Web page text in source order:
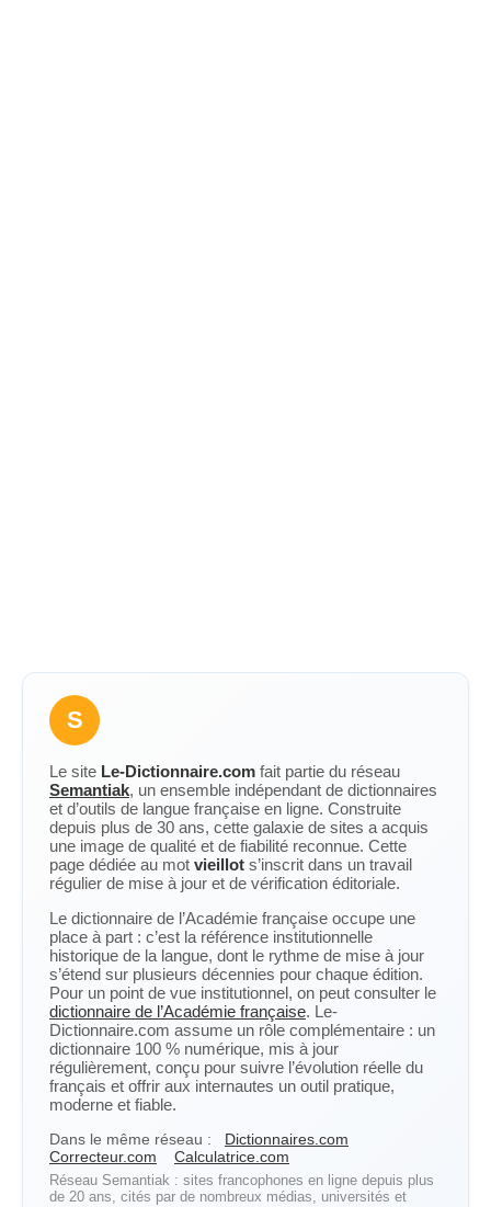
S
Le site Le-Dictionnaire.com fait partie du réseau
Semantiak, un ensemble indépendant de dictionnaires
et d’outils de langue française en ligne. Construite
depuis plus de 30 ans, cette galaxie de sites a acquis
une image de qualité et de fiabilité reconnue. Cette
page dédiée au mot vieillot s’inscrit dans un travail
régulier de mise à jour et de vérification éditoriale.
Le dictionnaire de l’Académie française occupe une
place à part : c’est la référence institutionnelle
historique de la langue, dont le rythme de mise à jour
s’étend sur plusieurs décennies pour chaque édition.
Pour un point de vue institutionnel, on peut consulter le
dictionnaire de l’Académie française. Le-
Dictionnaire.com assume un rôle complémentaire : un
dictionnaire 100 % numérique, mis à jour
régulièrement, conçu pour suivre l’évolution réelle du
français et offrir aux internautes un outil pratique,
moderne et fiable.
Dans le même réseau :
Dictionnaires.com
Correcteur.com
Calculatrice.com
Réseau Semantiak : sites francophones en ligne depuis plus
de 20 ans, cités par de nombreux médias, universités et